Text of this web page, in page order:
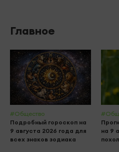
Главное
#Общество
Подробный гороскоп на
9 августа 2026 года для
всех знаков зодиака
на 9